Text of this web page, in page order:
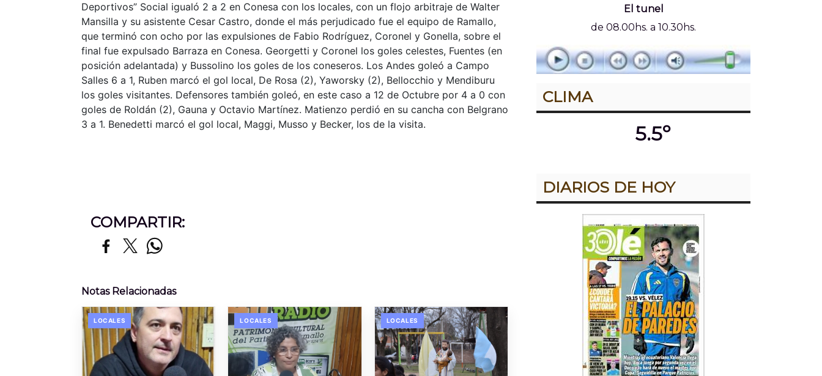
Deportivos” Social igualó 2 a 2 en Conesa con los locales, con un flojo arbitraje de Walter
Mansilla y su asistente Cesar Castro, donde el más perjudicado fue el equipo de Ramallo,
que terminó con ocho por las expulsiones de Fabio Rodríguez, Coronel y Gonella, sobre el
final fue expulsado Barraza en Conesa. Georgetti y Coronel los goles celestes, Fuentes (en
posición adelantada) y Bussolino los goles de los coneseros. Los Andes goleó a Campo
Salles 6 a 1, Ruben marcó el gol local, De Rosa (2), Yaworsky (2), Bellocchio y Mendiburu
los goles visitantes. Defensores también goleó, en este caso a 12 de Octubre por 4 a 0 con
goles de Roldán (2), Gauna y Octavio Martínez. Matienzo perdió en su cancha con Belgrano
3 a 1. Benedetti marcó el gol local, Maggi, Musso y Becker, los de la visita.
COMPARTIR:
Notas Relacionadas
LOCALES LOCALES LOCALES
El tunel
de 08.00hs. a 10.30hs.
CLIMA
5.5º
DIARIOS DE HOY